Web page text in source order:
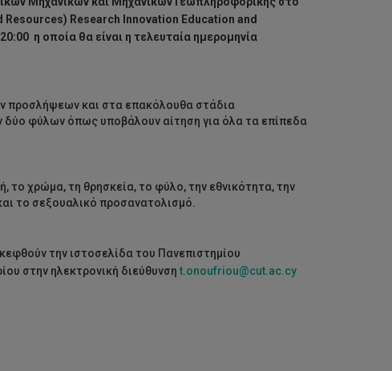
Research Innovation Education and
η οποία θα είναι η τελευταία ημερομηνία
προσλήψεων και στα επακόλουθα στάδια
δύο φύλων όπως υποβάλουν αίτηση για όλα τα επίπεδα
το χρώμα, τη θρησκεία, το φύλο, την εθνικότητα, την
το σεξουαλικό προσανατολισμό.
την ιστοσελίδα του Πανεπιστημίου
στην ηλεκτρονική διεύθυνσηt.onoufriou@cut.ac.cy